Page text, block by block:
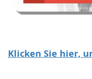
Klicken Sie hier,